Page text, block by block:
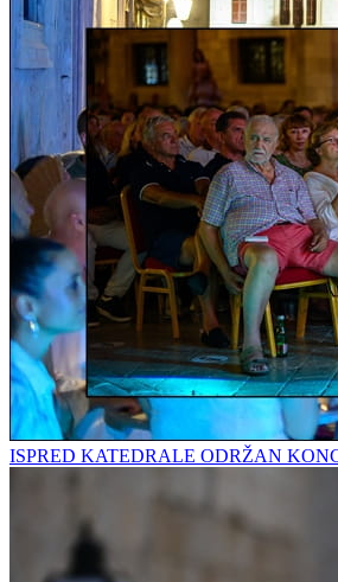
ISPRED KATEDRALE ODRŽAN